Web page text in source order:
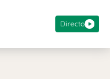
Directo